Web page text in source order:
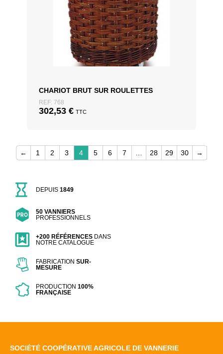
CHARIOT BRUT SUR ROULETTES
REF: 768
302,53 € TTC
← 1 2 3 4 5 6 7 … 28 29 30 →
DEPUIS1849
50 VANNIERS
PROFESSIONNELS
+200 RÉFÉRENCES DANS
NOTRE CATALOGUE
FABRICATIONSUR-
MESURE
PRODUCTION100%
FRANÇAISE
SOCIÉTÉ COOPÉRATIVE AGRICOLE DE VANNERIE